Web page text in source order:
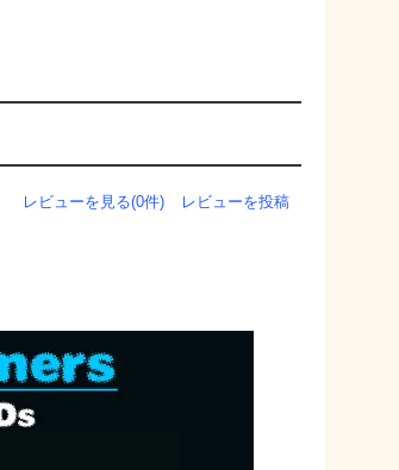
レビューを見る(0件) レビューを投稿